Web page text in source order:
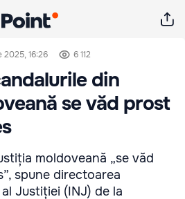
2025, 16:26 6 112
din
se văd prost
moldoveană „se văd
spune directoarea
Justiției (INJ) de la